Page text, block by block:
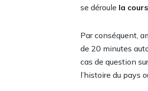
se déroule la
Par conséquent,
de 20 minutes
cas de question
l’histoire du pays